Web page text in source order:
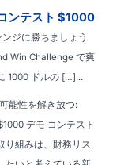
ンテスト $1000
ジに勝ちましょう
Win Challenge で爽
1000 ドルの […]...
可能性を解き放つ:
デモ コンテスト
り組みは、財務リス